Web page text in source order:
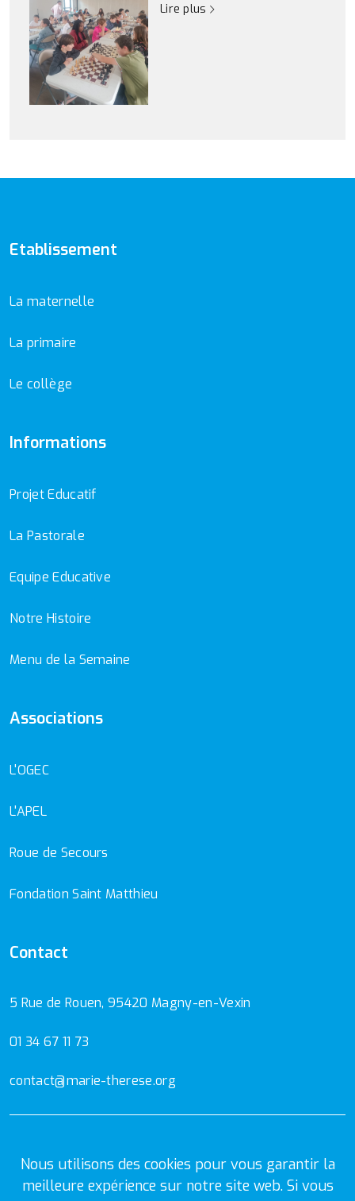
Lire plus
Nous utilisons des cookies pour vous garantir la
meilleure expérience sur notre site web. Si vous
Etablissement
La maternelle
La primaire
Le collège
Informations
Projet Educatif
La Pastorale
Equipe Educative
Notre Histoire
Menu de la Semaine
Associations
L'OGEC
L'APEL
Roue de Secours
Fondation Saint Matthieu
Contact
5 Rue de Rouen, 95420 Magny-en-Vexin
01 34 67 11 73
contact@marie-therese.org
Mentions Légales Politique de confidentialité